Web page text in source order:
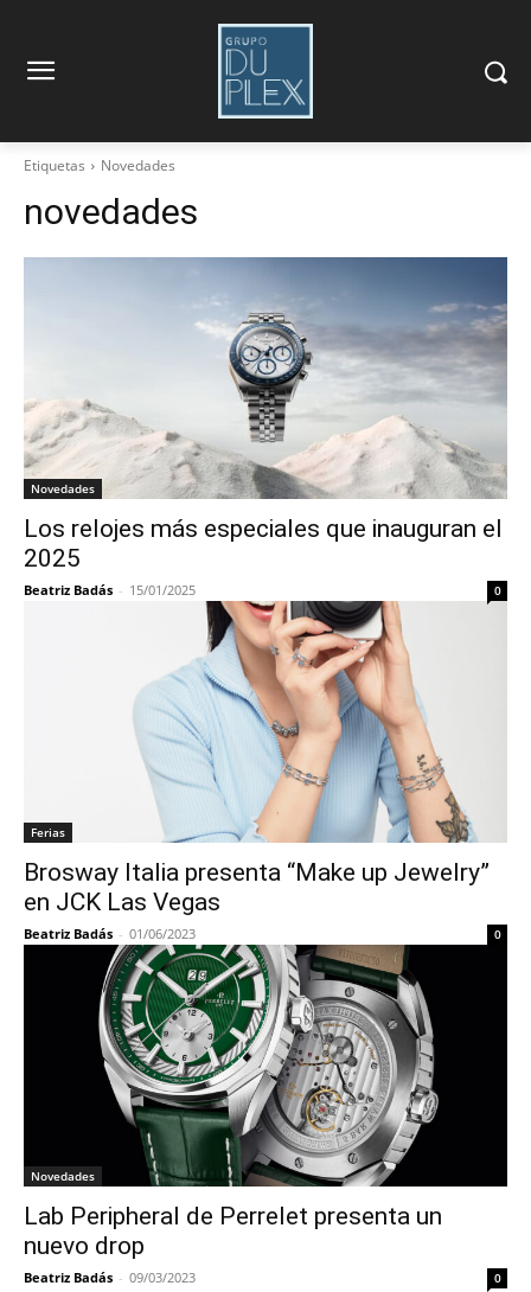
Etiquetas Novedades
novedades
Novedades
Los relojes más especiales que inauguran el
2025
Beatriz Badás - 15/01/2025 0
Ferias
Brosway Italia presenta “Make up Jewelry”
en JCK Las Vegas
Beatriz Badás - 01/06/2023 0
Novedades
Lab Peripheral de Perrelet presenta un
nuevo drop
Beatriz Badás - 09/03/2023 0